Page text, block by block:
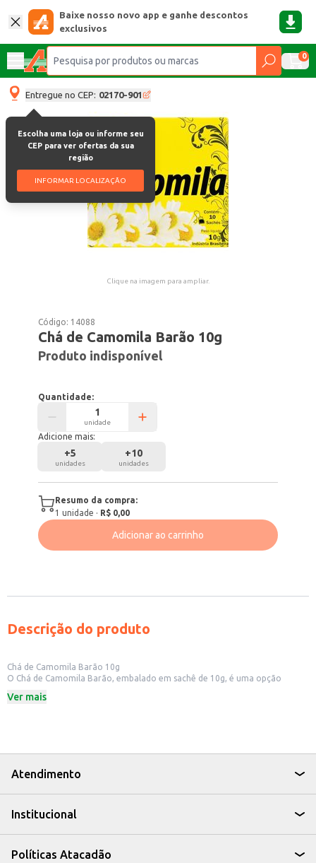
Baixe nosso novo app e ganhe descontos
exclusivos
0
Entregue no CEP: 02170-901
Escolha uma loja ou informe seu
CEP para ver ofertas da sua
região
INFORMAR LOCALIZAÇÃO
Clique na imagem para ampliar.
Código: 14088
Chá de Camomila Barão 10g
Produto indisponível
Quantidade:
unidade
Adicione mais:
+5
unidades
+10
unidades
Resumo da compra:
1 unidade · R$ 0,00
Adicionar ao carrinho
Descrição do produto
Chá de Camomila Barão 10g
O Chá de Camomila Barão, embalado em sachê de 10g, é uma opção
agradável. Ideal para quem busca um momento de relaxamento e bem-
Revenda em pequenos comércios e mercados.
Com o Chá de Camomila Barão, você tem a praticidade de um produto de
qualidade para oferecer aos seus clientes ou para desfrutar em casa,
Ver mais
Atendimento
Institucional
Políticas Atacadão